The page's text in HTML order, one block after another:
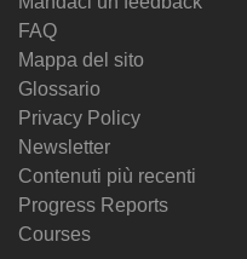
FAQ
Mappa del sito
Glossario
Privacy Policy
Newsletter
Contenuti più recenti
Progress Reports
Courses